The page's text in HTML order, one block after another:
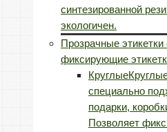
синтезированной
экологичен.
Прозрачные
фиксирующие
Круглые
специально
подарки,
Позволяет